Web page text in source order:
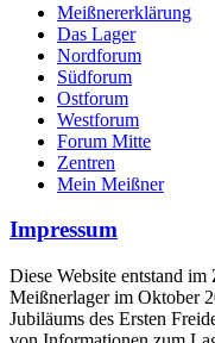
Meißnererklärung
Das Lager
Nordforum
Südforum
Ostforum
Westforum
Forum Mitte
Zentren
Mein Meißner
Impressum
Diese Website entstand
Meißnerlager im Oktober
Jubiläums des Ersten